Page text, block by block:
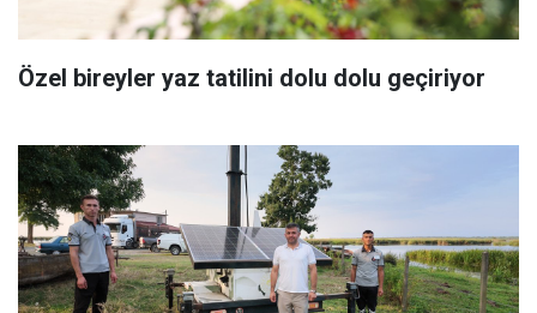
Özel bireyler yaz tatilini dolu dolu geçiriyor